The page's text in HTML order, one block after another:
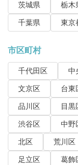
茨城県 栃木
千葉県
東京
市区町村
千代田区 中
文京区
台東
品川区
目黒
渋谷区
中野
北区
荒川区
足立区
葛飾